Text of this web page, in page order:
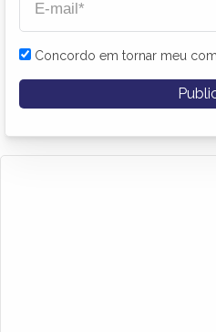
Concordo em tornar meu